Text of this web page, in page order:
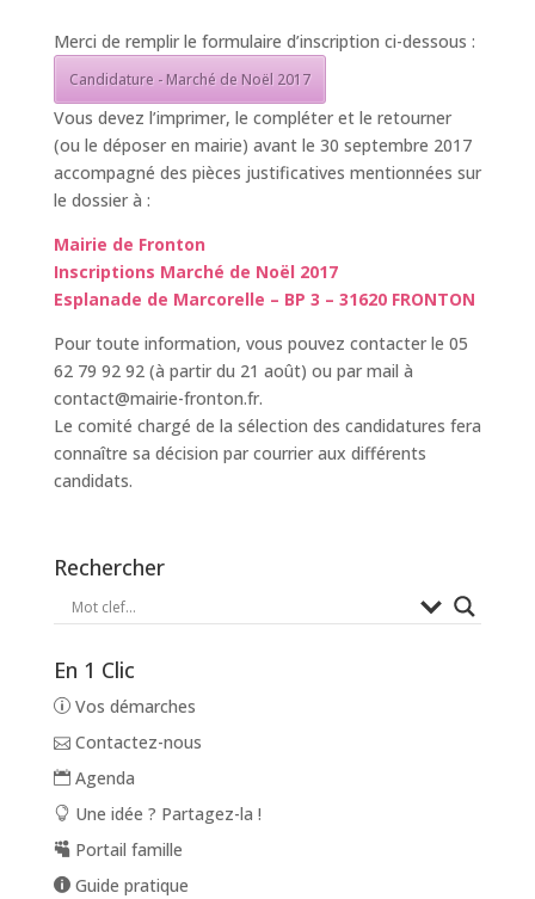
Merci de remplir le formulaire d’inscription ci-dessous :
Candidature - Marché de Noël 2017
Vous devez l’imprimer, le compléter et le retourner
(ou le déposer en mairie) avant le 30 septembre 2017
accompagné des pièces justificatives mentionnées sur
le dossier à :
Mairie de Fronton
Inscriptions Marché de Noël 2017
Esplanade de Marcorelle – BP 3 – 31620 FRONTON
Pour toute information, vous pouvez contacter le 05
62 79 92 92 (à partir du 21 août) ou par mail à
contact@mairie-fronton.fr.
Le comité chargé de la sélection des candidatures fera
connaître sa décision par courrier aux différents
candidats.
Rechercher
En 1 Clic
Vos démarches
Contactez-nous
Agenda
Une idée ? Partagez-la !
Portail famille
Guide pratique